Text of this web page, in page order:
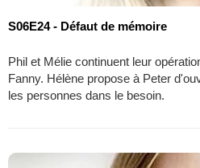
S06E24 - Défaut de mémoire
Phil et Mélie continuent leur
Fanny. Hélène propose à Peter
les personnes dans le besoin.